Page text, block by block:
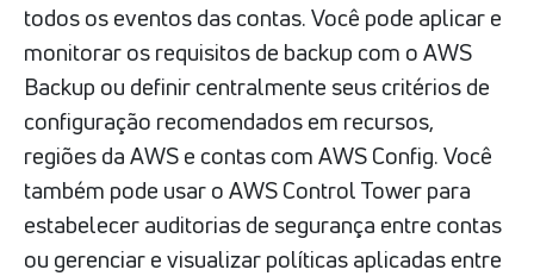
todos os eventos das contas. Você pode aplicar e
monitorar os requisitos de backup com o AWS
Backup ou definir centralmente seus critérios de
configuração recomendados em recursos,
regiões da AWS e contas com AWS Config. Você
também pode usar o AWS Control Tower para
estabelecer auditorias de segurança entre contas
ou gerenciar e visualizar políticas aplicadas entre